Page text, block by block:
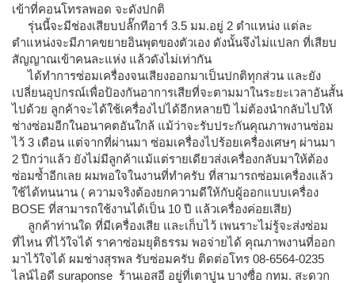
เข้าที่คอนโทรลพอด จะดังปกติ
รุ่นนี้จะมีช่องเสียบปลั๊กทีอาร์ 3.5 มม.อยู่ 2 ตำแหน่ง แต่ละ
ตำแหน่งจะมีภาคขยายอินพุตของตัวเอง ดังนั้นจึงไม่แปลก ที่เสียบ
สัญญาณเข้าคนละแห่ง แล้วดังไม่เท่ากัน
ได้ทำการซ่อมเครื่องจนเสียงออกมาเป็นปกติทุกส่วน และยัง
เปลี่ยนอุปกรณ์เพื่อป้องกันอาการเสียที่จะตามมาในระยะเวลาอันสั้น
ไปด้วย ลูกค้าจะได้ใช้เครื่องไปได้อีกหลายปี ไม่ต้องนำกลับไปให้
ช่างซ่อมอีกในอนาคตอันใกล้ แม้ว่าจะรับประกันคุณภาพงานซ่อม
ไว้ 3 เดือน แต่จากที่ผ่านมา ซ่อมเครื่องไปร้อยเครื่องเศษๆ ผ่านมา
2 ปีกว่าแล้ว ยังไม่มีลูกค้าแม้แต่รายเดียวส่งเครื่องกลับมาให้ต้อง
ซ่อมซ้ำอีกเลย ผมพอใจในงานที่ทำครับ ที่สามารถซ่อมเครื่องแล้ว
ใช้ได้ทนนาน ( ความจริงต้องยกความดีให้กับผู้ออกแบบเครื่อง
BOSE ที่สามารถใช้งานได้เป็น 10 ปี แล้วเครื่องค่อยเสีย)
ลูกค้าท่านใด ที่มีเครื่องเสีย และเก็บไว้ เพนราะไม่รู้จะส่งซ่อม
ที่ไหน ที่ไว้ใจได้ ราคาซ่อมยุติธรรม พอจ่ายได้ คุณภาพงานที่ออก
มาไว้ใจได้ ผมช่างสุรพล รับซ่อมครับ ติดต่อโทร 08-6564-0235
ไลน์ไอดี suraponse ร้านเอสอี อยู่ที่เตาปูน บางซื่อ กทม. สะดวก